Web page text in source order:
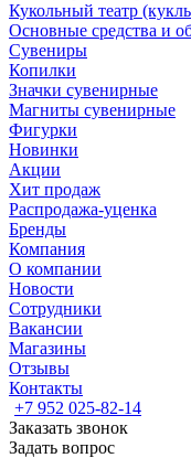
Кукольный театр
Основные средства и
Сувениры
Копилки
Значки сувенирные
Магниты сувенирные
Фигурки
Новинки
Акции
Хит продаж
Распродажа-уценка
Бренды
Компания
О компании
Новости
Сотрудники
Вакансии
Магазины
Отзывы
Контакты
+7 952 025-82-14
Заказать звонок
Задать вопрос